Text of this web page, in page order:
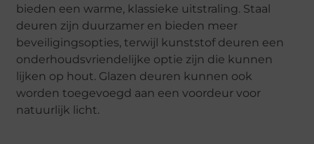
bieden een warme, klassieke uitstraling. Staal
deuren zijn duurzamer en bieden meer
beveiligingsopties, terwijl kunststof deuren een
onderhoudsvriendelijke optie zijn die kunnen
lijken op hout. Glazen deuren kunnen ook
worden toegevoegd aan een voordeur voor
natuurlijk licht.